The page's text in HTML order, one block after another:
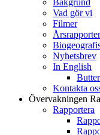
Vad gör vi
Filmer
Årsrapporter
Nyhetsbrev
In English
Kontakta
Övervakningen
Rapportera